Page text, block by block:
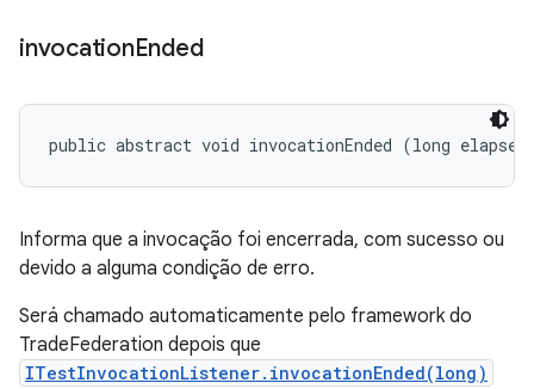
invocationEnded
public abstract void invocationEnded (long
Informa que a invocação foi encerrada, com sucesso ou
devido a alguma condição de erro.
Será chamado automaticamente pelo framework do
TradeFederation depois que
ITestInvocationListener.invocationEnded(long)